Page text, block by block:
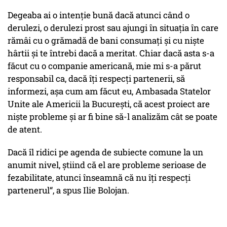
Degeaba ai o intenție bună dacă atunci când o
derulezi, o derulezi prost sau ajungi în situația în care
rămâi cu o grămadă de bani consumați și cu niște
hârtii și te întrebi dacă a meritat. Chiar dacă asta s-a
făcut cu o companie americană, mie mi s-a părut
responsabil ca, dacă îți respecți partenerii, să
informezi, așa cum am făcut eu, Ambasada Statelor
Unite ale Americii la București, că acest proiect are
niște probleme și ar fi bine să-l analizăm cât se poate
de atent.
Dacă îl ridici pe agenda de subiecte comune la un
anumit nivel, știind că el are probleme serioase de
fezabilitate, atunci înseamnă că nu îți respecți
partenerul“, a spus Ilie Bolojan.